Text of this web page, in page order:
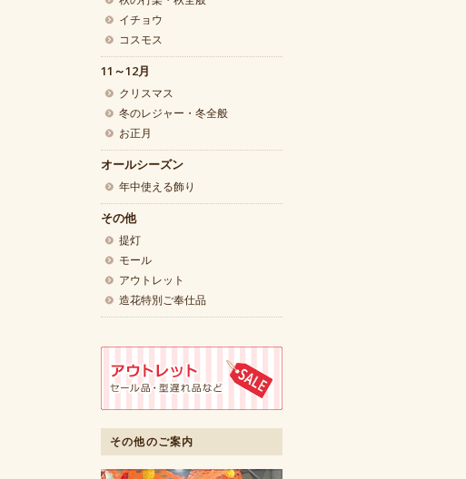
イチョウ
コスモス
11～12月
クリスマス
冬のレジャー・冬全般
お正月
オールシーズン
年中使える飾り
その他
提灯
モール
アウトレット
造花特別ご奉仕品
その他のご案内